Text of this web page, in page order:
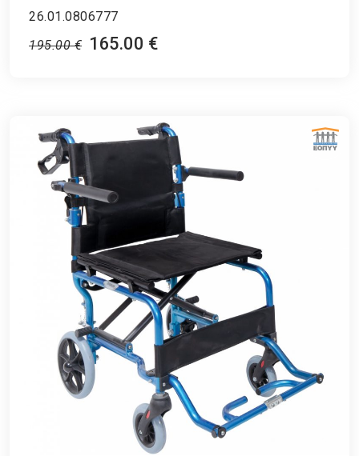
26.01.0806777
195.00 € 165.00 €
ΕΘΝΙΚΟΣ ΟΡΓΑΝΙΣΜΟΣ ΠΑΡΟΧΗΣ ΥΠΗΡΕΣΙΩΝ ΥΓΕΙΑΣ